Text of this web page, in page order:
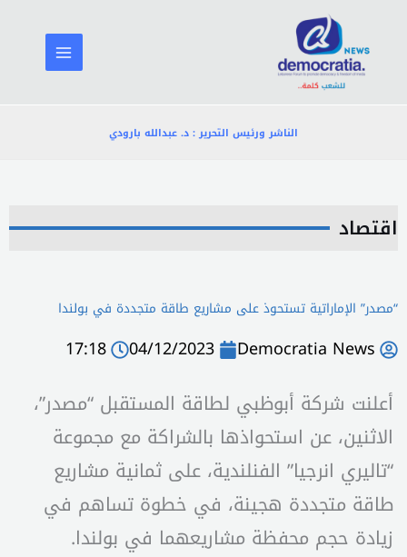
المحتوى
الناشر ورئيس التحرير : د. عبدالله بارودي
اقتصاد
“مصدر” الإماراتية تستحوذ على مشاريع طاقة متجددة في بولندا
Democratia News
04/12/2023
17:18
أعلنت شركة أبوظبي لطاقة المستقبل “مصدر”،
الاثنين، عن استحواذها بالشراكة مع مجموعة
“تاليري انرجيا” الفنلندية، على ثمانية مشاريع
طاقة متجددة هجينة، في خطوة تساهم في
زيادة حجم محفظة مشاريعهما في بولندا.